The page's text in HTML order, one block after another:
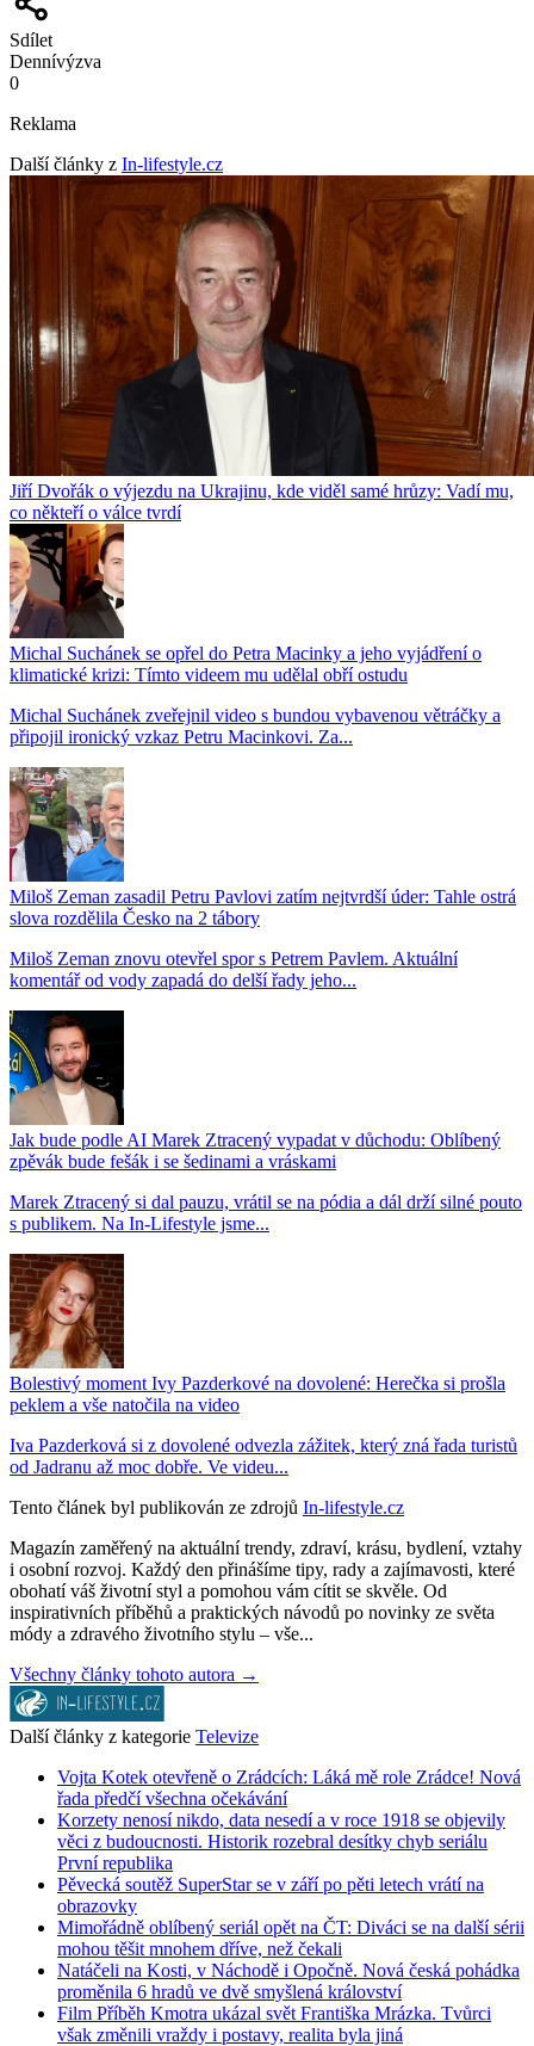
Sdílet
Dennívýzva
0
Reklama
Další články z In-lifestyle.cz
Jiří Dvořák o výjezdu na Ukrajinu, kde viděl samé hrůzy: Vadí mu,
co někteří o válce tvrdí
Michal Suchánek se opřel do Petra Macinky a jeho vyjádření o
klimatické krizi: Tímto videem mu udělal obří ostudu
Michal Suchánek zveřejnil video s bundou vybavenou větráčky a
připojil ironický vzkaz Petru Macinkovi. Za...
Miloš Zeman zasadil Petru Pavlovi zatím nejtvrdší úder: Tahle ostrá
slova rozdělila Česko na 2 tábory
Miloš Zeman znovu otevřel spor s Petrem Pavlem. Aktuální
komentář od vody zapadá do delší řady jeho...
Jak bude podle AI Marek Ztracený vypadat v důchodu: Oblíbený
zpěvák bude fešák i se šedinami a vráskami
Marek Ztracený si dal pauzu, vrátil se na pódia a dál drží silné pouto
s publikem. Na In-Lifestyle jsme...
Bolestivý moment Ivy Pazderkové na dovolené: Herečka si prošla
peklem a vše natočila na video
Iva Pazderková si z dovolené odvezla zážitek, který zná řada turistů
od Jadranu až moc dobře. Ve videu...
Tento článek byl publikován ze zdrojů In-lifestyle.cz
Magazín zaměřený na aktuální trendy, zdraví, krásu, bydlení, vztahy
i osobní rozvoj. Každý den přinášíme tipy, rady a zajímavosti, které
obohatí váš životní styl a pomohou vám cítit se skvěle. Od
inspirativních příběhů a praktických návodů po novinky ze světa
módy a zdravého životního stylu – vše...
Všechny články tohoto autora →
Další články z kategorie Televize
Vojta Kotek otevřeně o Zrádcích: Láká mě role Zrádce! Nová
řada předčí všechna očekávání
Korzety nenosí nikdo, data nesedí a v roce 1918 se objevily
věci z budoucnosti. Historik rozebral desítky chyb seriálu
První republika
Pěvecká soutěž SuperStar se v září po pěti letech vrátí na
obrazovky
Mimořádně oblíbený seriál opět na ČT: Diváci se na další sérii
mohou těšit mnohem dříve, než čekali
Natáčeli na Kosti, v Náchodě i Opočně. Nová česká pohádka
proměnila 6 hradů ve dvě smyšlená království
Film Příběh Kmotra ukázal svět Františka Mrázka. Tvůrci
však změnili vraždy i postavy, realita byla jiná